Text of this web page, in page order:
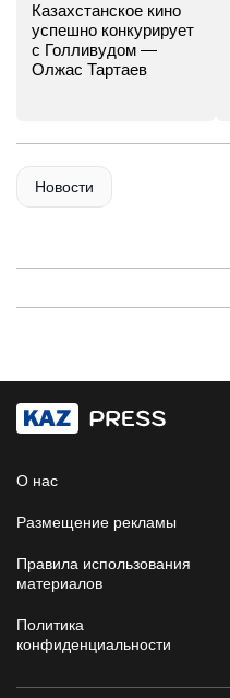
Казахстанское кино
успешно конкурирует
с Голливудом —
Олжас Тартаев
Новости
О нас
Размещение рекламы
Правила использования
материалов
Политика
конфиденциальности